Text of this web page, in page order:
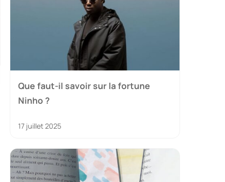
Que faut-il savoir sur la fortune
Ninho ?
17 juillet 2025